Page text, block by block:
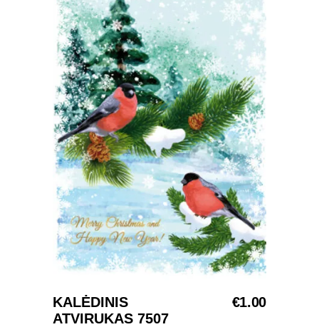
SELECT OPTIONS
KALĖDINIS
ATVIRUKAS 7507
€1.00